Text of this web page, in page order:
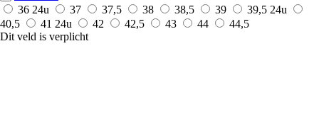
36 24u 37 37,5 38 38,5 39 39,5 24u
40,5
41 24u 42 42,5 43 44
44,5
Dit veld is verplicht